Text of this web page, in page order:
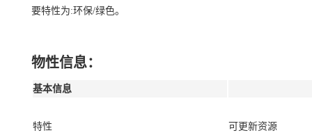
要特性为:环保/绿色。
物性信息：
基本信息
特性
可更新资源